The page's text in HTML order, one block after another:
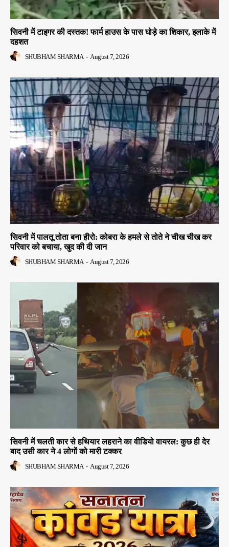
सिवनी में टाइगर की दस्तक! फार्म हाउस के पास घोड़े का शिकार, इलाके में
दहशत
SHUBHAM SHARMA - August 7, 2026
सिवनी में पालतू तोता बना हीरो: कोबरा के हमले से तोते ने चीख चीख कर
परिवार को बचाया, खुद की दी जान
SHUBHAM SHARMA - August 7, 2026
सिवनी में चलती कार से हथियार लहराने का वीडियो वायरल: कुछ ही देर
बाद उसी कार ने 4 लोगों को मारी टक्कर
SHUBHAM SHARMA - August 7, 2026